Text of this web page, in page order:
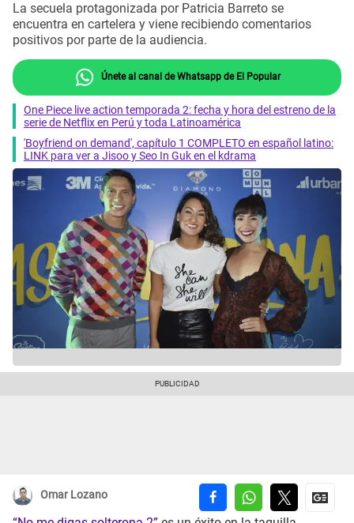
La secuela protagonizada por Patricia Barreto se
encuentra en cartelera y viene recibiendo comentarios
positivos por parte de la audiencia.
Únete al canal de Whatsapp de El Popular
One Piece live action temporada 2: fecha y hora del estreno de la
serie de Netflix en Perú y toda Latinoamérica
'Boyfriend on demand', capítulo 1 COMPLETO en español latino:
LINK para ver a Jisoo y Seo In Guk en el kdrama
Omar Lozano